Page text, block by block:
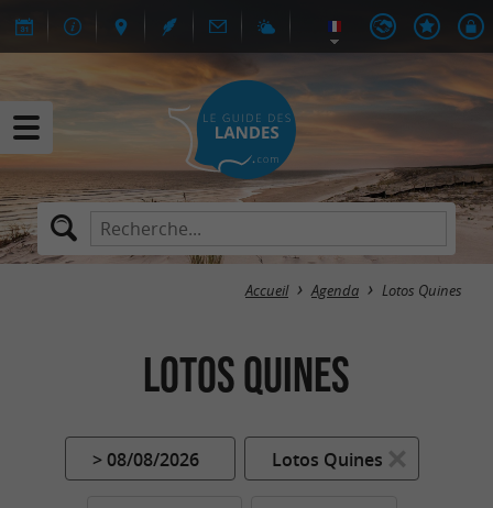
Accueil Agenda Lotos Quines
Lotos Quines
> 08/08/2026 Lotos Quines